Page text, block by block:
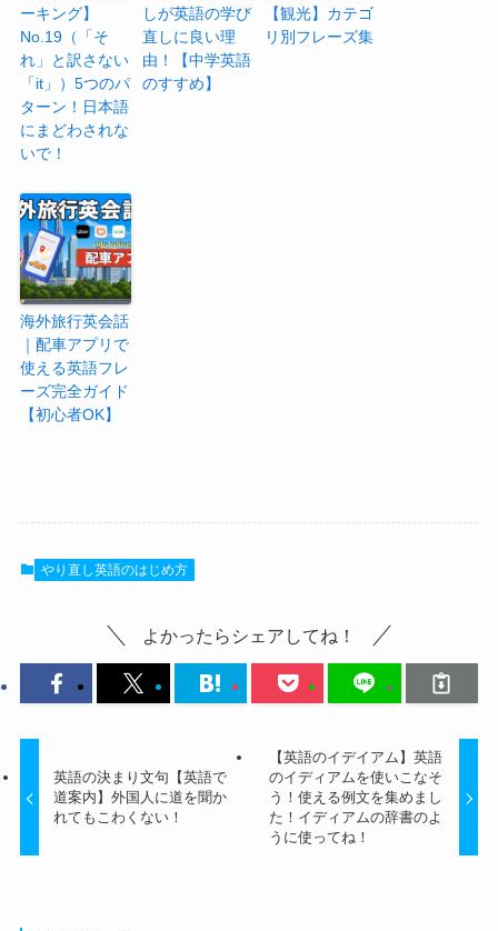
ーキング】
No.19（「そ
れ」と訳さない
「it」）5つのパ
ターン！日本語
にまどわされな
いで！
しが英語の学び
直しに良い理
由！【中学英語
のすすめ】
【観光】カテゴ
リ別フレーズ集
海外旅行英会話
｜配車アプリで
使える英語フレ
ーズ完全ガイド
【初心者OK】
やり直し英語のはじめ方
よかったらシェアしてね！
英語の決まり文句【英語で
道案内】外国人に道を聞か
れてもこわくない！
【英語のイデイアム】英語
のイディアムを使いこなそ
う！使える例文を集めまし
た！イディアムの辞書のよ
うに使ってね！